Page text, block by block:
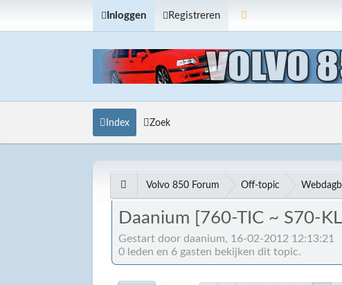
Inloggen Registreren
Index Zoek
Volvo 850 Forum Off-topic
Daanium [760-TIC ~ S70-
Gestart door daanium, 16-02-2012 12:13:21
0 leden en 6 gasten bekijken dit topic.